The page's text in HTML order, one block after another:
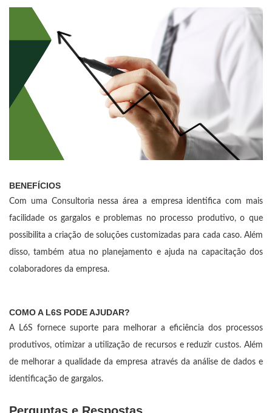
BENEFÍCIOS
Com uma Consultoria nessa área a empresa identifica com mais
facilidade os gargalos e problemas no processo produtivo, o que
possibilita a criação de soluções customizadas para cada caso. Além
disso, também atua no planejamento e ajuda na capacitação dos
colaboradores da empresa.
COMO A L6S PODE AJUDAR?
A L6S fornece suporte para melhorar a eficiência dos processos
produtivos, otimizar a utilização de recursos e reduzir custos. Além
de melhorar a qualidade da empresa através da análise de dados e
identificação de gargalos.